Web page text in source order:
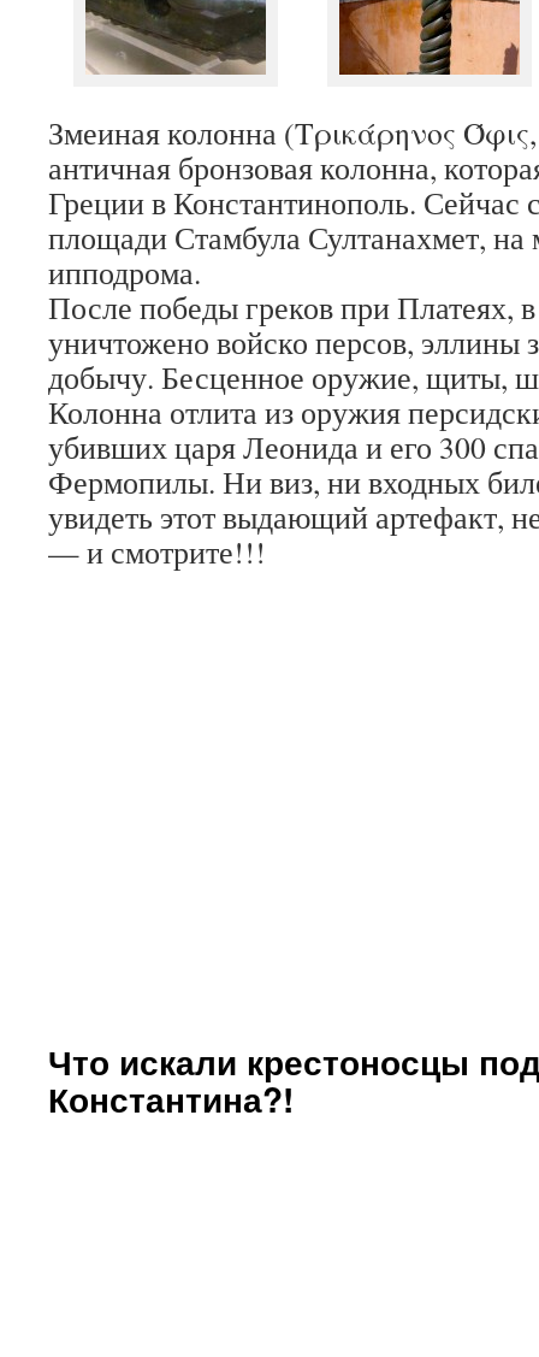
Змеиная колонна (Τρικάρηνος
античная бронзовая колонна,
Греции в Константинополь. Сейчас
площади Стамбула Султанахмет, на
ипподрома.
После победы греков при Платеях,
уничтожено войско персов, эллины
добычу. Бесценное оружие, щиты,
Колонна отлита из оружия
убивших царя Леонида и его 300
Фермопилы. Ни виз, ни входных
увидеть этот выдающий артефакт,
— и смотрите!!!
Что искали крестоносцы
Константина?!